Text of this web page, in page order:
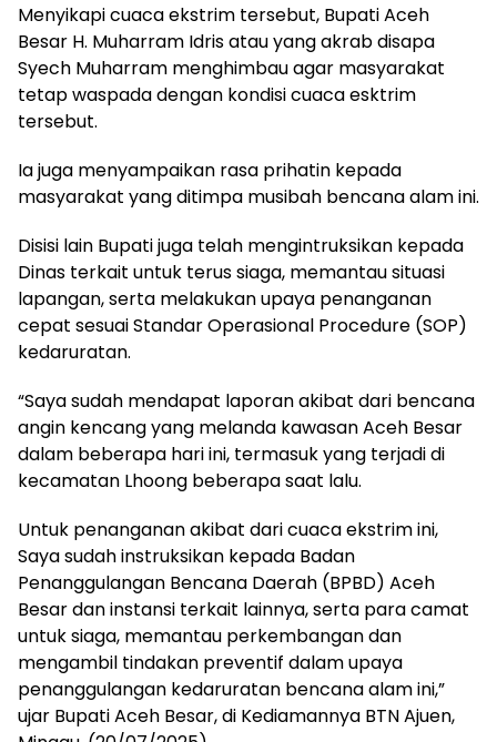
Menyikapi cuaca ekstrim tersebut, Bupati Aceh
Besar H. Muharram Idris atau yang akrab disapa
Syech Muharram menghimbau agar masyarakat
tetap waspada dengan kondisi cuaca esktrim
tersebut.
Ia juga menyampaikan rasa prihatin kepada
masyarakat yang ditimpa musibah bencana alam ini.
Disisi lain Bupati juga telah mengintruksikan kepada
Dinas terkait untuk terus siaga, memantau situasi
lapangan, serta melakukan upaya penanganan
cepat sesuai Standar Operasional Procedure (SOP)
kedaruratan.
“Saya sudah mendapat laporan akibat dari bencana
angin kencang yang melanda kawasan Aceh Besar
dalam beberapa hari ini, termasuk yang terjadi di
kecamatan Lhoong beberapa saat lalu.
Untuk penanganan akibat dari cuaca ekstrim ini,
Saya sudah instruksikan kepada Badan
Penanggulangan Bencana Daerah (BPBD) Aceh
Besar dan instansi terkait lainnya, serta para camat
untuk siaga, memantau perkembangan dan
mengambil tindakan preventif dalam upaya
penanggulangan kedaruratan bencana alam ini,”
ujar Bupati Aceh Besar, di Kediamannya BTN Ajuen,